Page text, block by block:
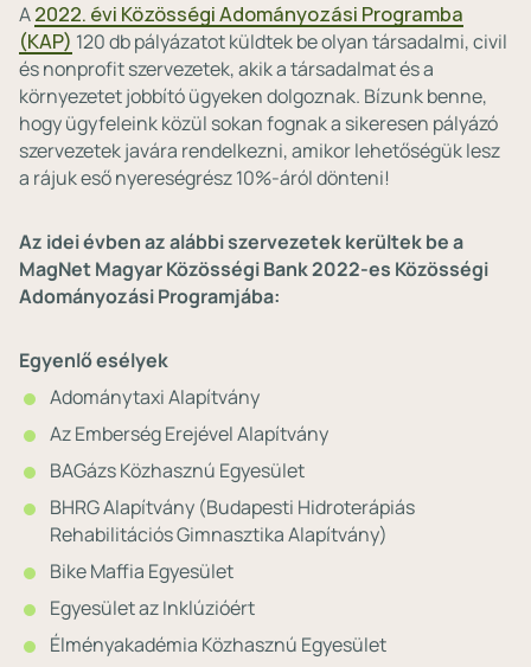
A2022. évi Közösségi Adományozási Programba
(KAP) 120 db pályázatot küldtek be olyan társadalmi, civil
és nonprofit szervezetek, akik a társadalmat és a
környezetet jobbító ügyeken dolgoznak. Bízunk benne,
hogy ügyfeleink közül sokan fognak a sikeresen pályázó
szervezetek javára rendelkezni, amikor lehetőségük lesz
a rájuk eső nyereségrész 10%-áról dönteni!
Az idei évben az alábbi szervezetek kerültek be a
MagNet Magyar Közösségi Bank 2022-es Közösségi
Adományozási Programjába:
E⁣gyenlő esélyek
Adománytaxi Alapítvány
Az Emberség Erejével Alapítvány
BAGázs Közhasznú Egyesület
BHRG Alapítvány (Budapesti Hidroterápiás
Rehabilitációs Gimnasztika Alapítvány)
Bike Maffia Egyesület
Egyesület az Inklúzióért
Élményakadémia Közhasznú Egyesület